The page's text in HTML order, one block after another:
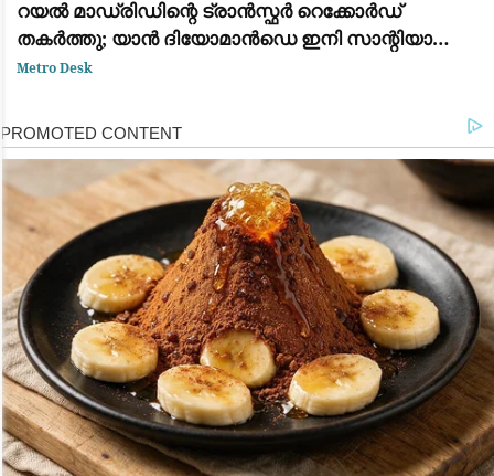
റയൽ മാഡ്രിഡിന്റെ ട്രാൻസ്ഫർ റെക്കോർഡ്
തകർത്തു; യാൻ ദിയോമാൻഡെ ഇനി സാന്റിയാഗോ
ബെർണബ്യൂവിൽ
Metro Desk